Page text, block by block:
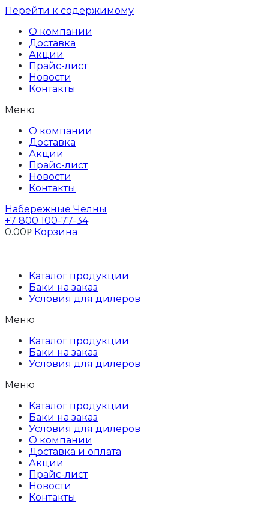
Перейти к содержимому
О компании
Доставка
Акции
Прайс-лист
Новости
Контакты
Меню
О компании
Доставка
Акции
Прайс-лист
Новости
Контакты
Набережные Челны
+7 800 100-77-34
0.00Р Корзина
Каталог продукции
Баки на заказ
Условия для дилеров
Меню
Каталог продукции
Баки на заказ
Условия для дилеров
Меню
Каталог продукции
Баки на заказ
Условия для дилеров
О компании
Доставка и оплата
Акции
Прайс-лист
Новости
Контакты